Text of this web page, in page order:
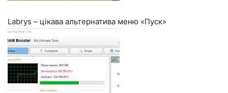
Labrys – цікава альтернатива меню «Пуск»